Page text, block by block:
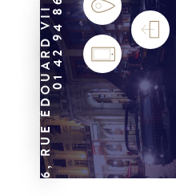
01 42 94 86 03